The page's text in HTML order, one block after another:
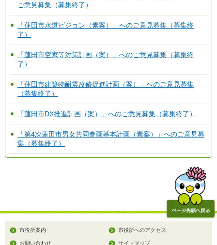
ご意見募集（募集終了）
「蓮田市水道ビジョン（素案）」へのご意見募集（募集終
了）
「蓮田市空家等対策計画（案）」へのご意見募集（募集終
了）
「蓮田市建築物耐震改修促進計画（案）」へのご意見募集
（募集終了）
「蓮田市DX推進計画（案）」へのご意見募集（募集終了）
「第4次蓮田市男女共同参画基本計画（素案）」へのご意見募
集（募集終了）
市役所案内 市役所へのアクセス
お問い合わせ サイトマップ